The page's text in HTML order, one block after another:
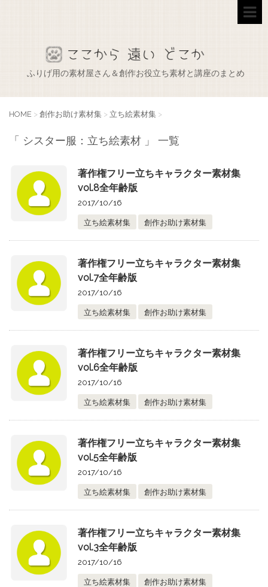
ふりげ用の素材屋さん＆創作お役立ち素材と講座のまとめ
HOME > 創作お助け素材集 > 立ち絵素材集 >
「 シスター服：立ち絵素材 」 一覧
著作権フリー立ちキャラクター素材集
vol.8全年齢版
2017/10/16
立ち絵素材集 創作お助け素材集
著作権フリー立ちキャラクター素材集
vol.7全年齢版
2017/10/16
立ち絵素材集 創作お助け素材集
著作権フリー立ちキャラクター素材集
vol.6全年齢版
2017/10/16
立ち絵素材集 創作お助け素材集
著作権フリー立ちキャラクター素材集
vol.5全年齢版
2017/10/16
立ち絵素材集 創作お助け素材集
著作権フリー立ちキャラクター素材集
vol.3全年齢版
2017/10/16
立ち絵素材集 創作お助け素材集